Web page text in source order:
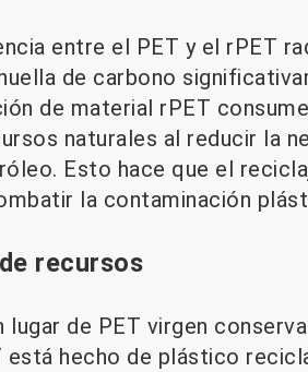
entre el PET y el rPET
de carbono
de material rPET
naturales al reducir la
Esto hace que el
la contaminación
recursos
lugar de PET virgen
está hecho de plástico